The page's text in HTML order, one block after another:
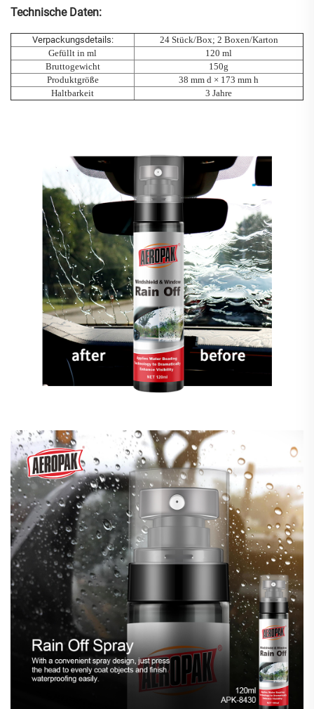
Technische Daten:
Verpackungsdetails:
24 Stück/Box; 2 Boxen/Karton
Gefüllt in ml
120 ml
Bruttogewicht
150g
Produktgröße
38 mm d × 173 mm h
Haltbarkeit
3 Jahre